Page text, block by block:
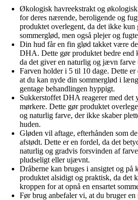
Økologisk havreekstrakt og
for deres nærende, beroligende og
produktet overlegent, da det ikke kun
sommerglød, men også plejer og
Din hud får en fin glød takket være
DHA. Dette gør produktet bedre end
da det giver en naturlig og jævn farve
Farven holder i 5 til 10 dage. Dette er
at du kan nyde din sommerglød i
gentage behandlingen hyppigt.
Sukkerstoffet DHA reagerer med det
mørkere. Dette gør produktet
og naturlig farve, der ikke skaber
huden.
Gløden vil aftage, efterhånden som
afstødt. Dette er en fordel, da det
naturlig og gradvis forsvinden af
pludseligt eller ujævnt.
Dråberne kan bruges i ansigtet og på
produktet alsidigt og praktisk, da det
kroppen for at opnå en ensartet
Før brug anbefaler vi, at du bruger en